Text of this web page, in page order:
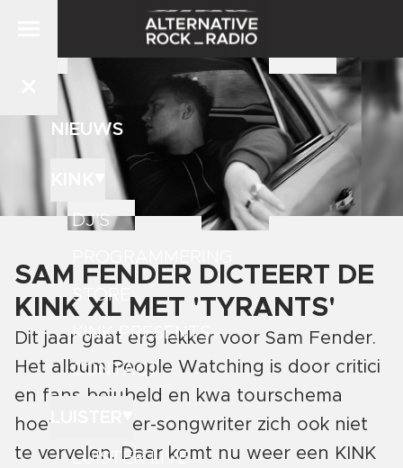
NIEUWS
DJ'S
STORE
KINK PRESENTS
CONTACT
LUISTER LIVE
SAM FENDER DICTEERT DE
KINK XL MET 'TYRANTS'
Dit jaar gaat erg lekker voor Sam Fender.
Het album People Watching is door critici
en fans bejubeld en kwa tourschema
hoeft de singer-songwriter zich ook niet
te vervelen. Daar komt nu weer een KINK